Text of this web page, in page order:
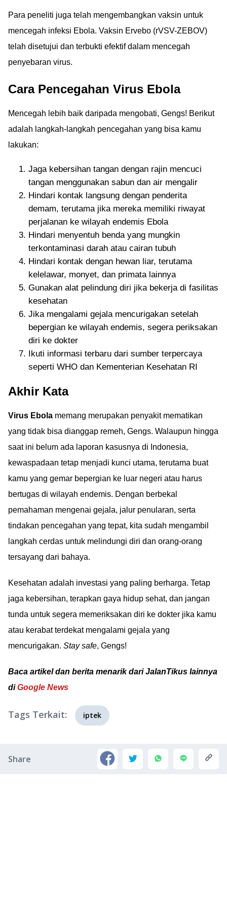
Para peneliti juga telah mengembangkan vaksin untuk
mencegah infeksi Ebola. Vaksin Ervebo (rVSV-ZEBOV)
telah disetujui dan terbukti efektif dalam mencegah
penyebaran virus.
Cara Pencegahan Virus Ebola
Mencegah lebih baik daripada mengobati, Gengs! Berikut
adalah langkah-langkah pencegahan yang bisa kamu
lakukan:
Jaga kebersihan tangan dengan rajin mencuci
tangan menggunakan sabun dan air mengalir
Hindari kontak langsung dengan penderita
demam, terutama jika mereka memiliki riwayat
perjalanan ke wilayah endemis Ebola
Hindari menyentuh benda yang mungkin
terkontaminasi darah atau cairan tubuh
Hindari kontak dengan hewan liar, terutama
kelelawar, monyet, dan primata lainnya
Gunakan alat pelindung diri jika bekerja di fasilitas
kesehatan
Jika mengalami gejala mencurigakan setelah
bepergian ke wilayah endemis, segera periksakan
diri ke dokter
Ikuti informasi terbaru dari sumber terpercaya
seperti WHO dan Kementerian Kesehatan RI
Akhir Kata
Virus Ebola memang merupakan penyakit mematikan
yang tidak bisa dianggap remeh, Gengs. Walaupun hingga
saat ini belum ada laporan kasusnya di Indonesia,
kewaspadaan tetap menjadi kunci utama, terutama buat
kamu yang gemar bepergian ke luar negeri atau harus
bertugas di wilayah endemis. Dengan berbekal
pemahaman mengenai gejala, jalur penularan, serta
tindakan pencegahan yang tepat, kita sudah mengambil
langkah cerdas untuk melindungi diri dan orang-orang
tersayang dari bahaya.
Kesehatan adalah investasi yang paling berharga. Tetap
jaga kebersihan, terapkan gaya hidup sehat, dan jangan
tunda untuk segera memeriksakan diri ke dokter jika kamu
atau kerabat terdekat mengalami gejala yang
mencurigakan. Stay safe, Gengs!
Baca artikel dan berita menarik dari JalanTikus lainnya
diGoogle News
Tags Terkait: iptek
Share